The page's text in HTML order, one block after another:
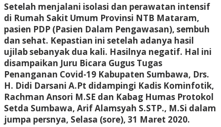
Setelah menjalani isolasi dan perawatan intensif
di Rumah Sakit Umum Provinsi NTB Mataram,
pasien PDP (Pasien Dalam Pengawasan), sembuh
dan sehat. Kepastian ini setelah adanya hasil
ujilab sebanyak dua kali. Hasilnya negatif. Hal ini
disampaikan Juru Bicara Gugus Tugas
Penanganan Covid-19 Kabupaten Sumbawa, Drs.
H. Didi Darsani A.Pt didampingi Kadis Kominfotik,
Rachman Ansori M.SE dan Kabag Humas Protokol
Setda Sumbawa, Arif Alamsyah S.STP., M.Si dalam
jumpa persnya, Selasa (sore), 31 Maret 2020.